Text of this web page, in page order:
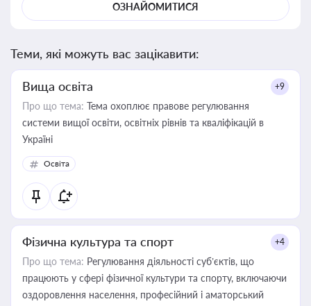
ОЗНАЙОМИТИСЯ
Теми, які можуть вас зацікавити:
Вища освіта +9
Про що тема: Тема охоплює правове регулювання
системи вищої освіти, освітніх рівнів та кваліфікацій в
Україні
Освіта
Фізична культура та спорт +4
Про що тема: Регулювання діяльності суб’єктів, що
працюють у сфері фізичної культури та спорту, включаючи
оздоровлення населення, професійний і аматорський